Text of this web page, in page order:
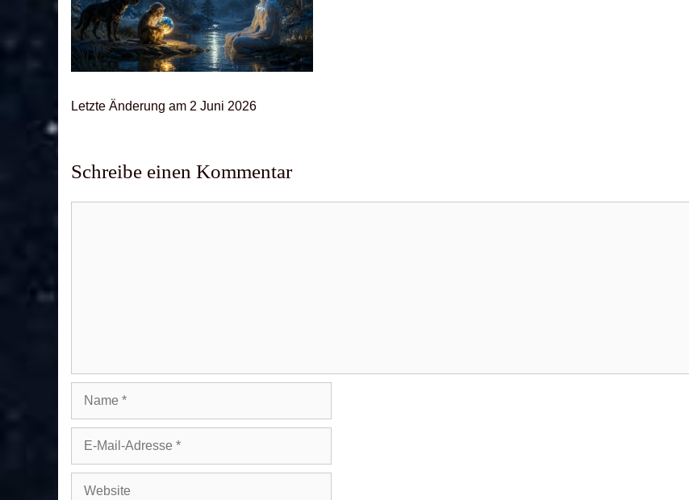
Letz­te Ände­rung am 2 Juni 2026
Schreibe einen Kommentar
Adresse